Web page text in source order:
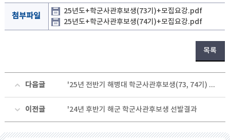
첨부파일
25년도+학군사관후보생(73기)+모집요강.pdf
25년도+학군사관후보생(74기)+모집요강.pdf
목록
다음글 '25년 전반기 해병대 학군사관후보생(73, 74기) 모집공고
이전글 '24년 후반기 해군 학군사관후보생 선발결과